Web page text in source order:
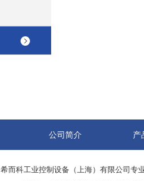
公司简介 产
希而科工业控制设备（上海）有限公司专